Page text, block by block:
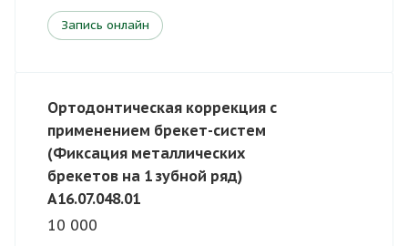
Запись онлайн
Ортодонтическая коррекция с
применением брекет-систем
(Фиксация металлических
брекетов на 1 зубной ряд)
A16.07.048.01
10 000